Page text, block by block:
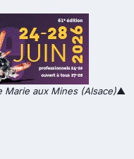
Marie aux Mines (Alsace)▲